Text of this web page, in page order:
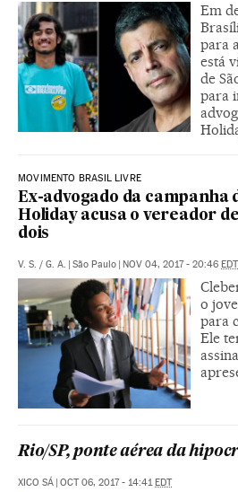
Em
para
está
de
para
MOVIMENTO BRASIL LIVRE
Ex-advogado da campanha
Holiday acusa o vereador
dois
V. S. / G. A. São Paulo NOV 04, 2017 - 20:46 EDT
o
para
Ele
Rio/SP, ponte aérea da
XICO SÁ | OCT 06, 2017 - 14:41EDT